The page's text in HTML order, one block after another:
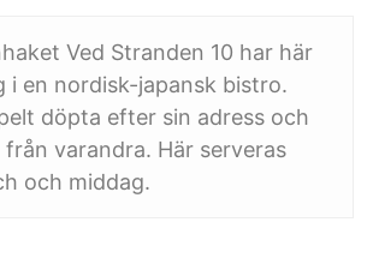
Ved Stranden 10 har här
i en nordisk-japansk bistro.
döpta efter sin adress och
varandra. Här serveras
och middag.